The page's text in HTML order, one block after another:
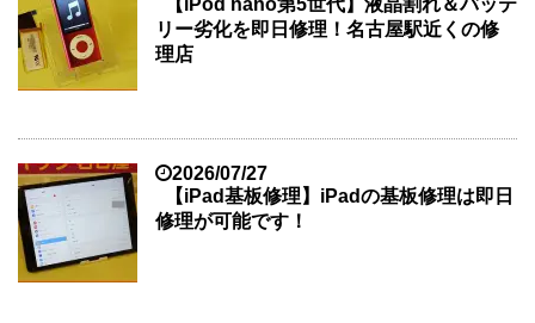
【iPod nano第5世代】液晶割れ＆バッテ
リー劣化を即日修理！名古屋駅近くの修
理店
2026/07/27
【iPad基板修理】iPadの基板修理は即日
修理が可能です！